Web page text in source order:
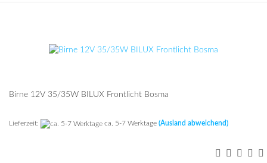
Birne 12V 35/35W BILUX Front­licht Bosma
Lieferzeit: ca. 5-7 Werktage (Ausland abweichend)